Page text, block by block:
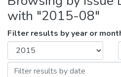
with "2015-08"
Filter results by year or